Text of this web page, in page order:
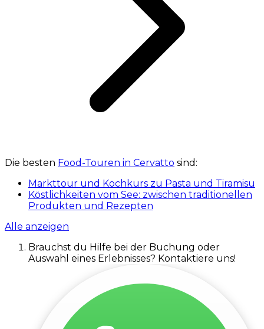
Die besten Food-Touren in Cervatto sind:
Markttour und Kochkurs zu Pasta und Tiramisu
Köstlichkeiten vom See: zwischen traditionellen
Produkten und Rezepten
Alle anzeigen
Brauchst du Hilfe bei der Buchung oder
Auswahl eines Erlebnisses? Kontaktiere uns!